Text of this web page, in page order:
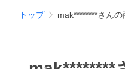
トップ mak********さん